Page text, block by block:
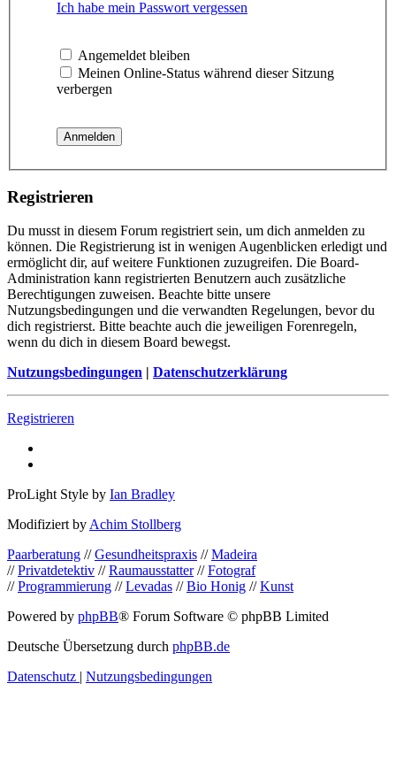
Ich habe mein Passwort vergessen
Angemeldet bleiben
Meinen Online-Status während dieser Sitzung
verbergen
Registrieren
Du musst in diesem Forum registriert sein, um dich anmelden zu
können. Die Registrierung ist in wenigen Augenblicken erledigt und
ermöglicht dir, auf weitere Funktionen zuzugreifen. Die Board-
Administration kann registrierten Benutzern auch zusätzliche
Berechtigungen zuweisen. Beachte bitte unsere
Nutzungsbedingungen und die verwandten Regelungen, bevor du
dich registrierst. Bitte beachte auch die jeweiligen Forenregeln,
wenn du dich in diesem Board bewegst.
Nutzungsbedingungen | Datenschutzerklärung
Registrieren
ProLight Style by Ian Bradley
Modifiziert byAchim Stollberg
Paarberatung //Gesundheitspraxis //Madeira
//Privatdetektiv //Raumausstatter//Fotograf
//Programmierung //Levadas //Bio Honig //Kunst
Powered by phpBB® Forum Software © phpBB Limited
Deutsche Übersetzung durch phpBB.de
Datenschutz | Nutzungsbedingungen